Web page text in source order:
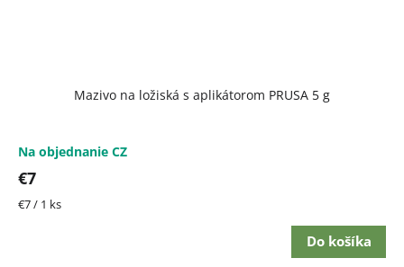
Mazivo na ložiská s aplikátorom PRUSA 5 g
Na objednanie CZ
€7
Jednotková
€7 / 1 ks
Do košíka